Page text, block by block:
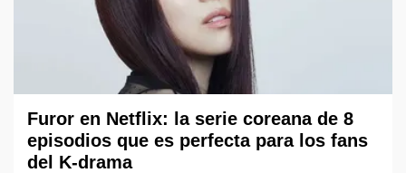
Furor en Netflix: la serie coreana de 8
episodios que es perfecta para los fans
del K-drama